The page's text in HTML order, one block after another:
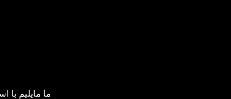
ما مایلیم با